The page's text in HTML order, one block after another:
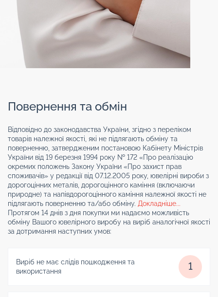
Повернення та обмін
Відповідно до законодавства України, згідно з переліком
товарів належної якості, які не підлягають обміну та
поверненню, затвердженим постановою Кабінету Міністрів
України від 19 березня 1994 року № 172 «Про реалізацію
окремих положень Закону України «Про захист прав
споживачів» у редакції від 07.12.2005 року, ювелірні вироби з
дорогоцінних металів, дорогоцінного каміння (включаючи
природне) та напівдорогоцінного каміння належної якості не
підлягають поверненню та/або обміну. Докладніше...
Протягом 14 днів з дня покупки ми надаємо можливість
обміну Вашого ювелірного виробу на виріб аналогічної якості
за дотримання наступних умов:
Виріб не має слідів пошкодження та
використання
1